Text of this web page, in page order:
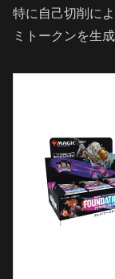
特に自己切削に
ミトークンを生